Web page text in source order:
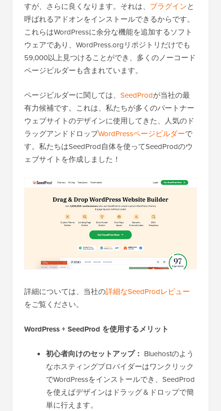
すが、さらに良くなります。それは、 プラグインと
呼ばれるアドオンをインストールできるからです。
これらはWordPressに余分な機能を追加するソフト
ウェアであり、WordPress.orgリポジトリだけでも
59,000以上見つけることができ、多くのノーコード
ページビルダーも含まれています。
ページビルダーに関しては、 SeedProdが当社の最
有力候補です。これは、私たちが多くのパートナー
ウェブサイトのデザインに使用してきた、人気のド
ラッグアンドドロップWordPressページビルダーで
す。私たちはSeedProd自体を使ってSeedProdのウ
ェブサイトを作成しました！
詳細については、当社の詳細なSeedProdレビュー
をご覧ください。
WordPress + SeedProd を使用するメリット
初心者向けのセットアップ： Bluehostのよう
なホスティングプロバイダーはワンクリック
でWordPressをインストールでき、SeedProd
を使えばデザインはドラッグ＆ドロップで簡
単に行えます。